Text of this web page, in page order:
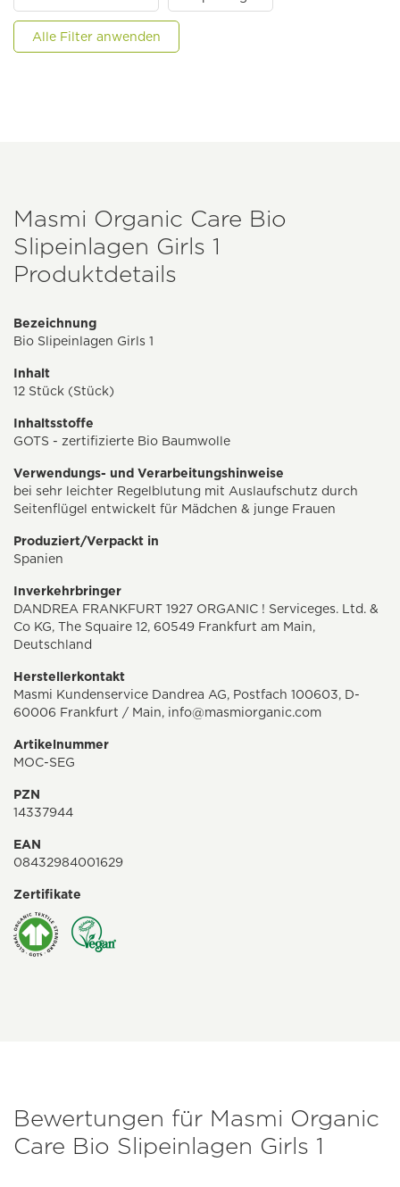
Alle Filter anwenden
Masmi Organic Care Bio
Slipeinlagen Girls 1
Produktdetails
Bezeichnung
Bio Slipeinlagen Girls 1
Inhalt
12 Stück (Stück)
Inhaltsstoffe
GOTS - zertifizierte Bio Baumwolle
Verwendungs- und Verarbeitungshinweise
bei sehr leichter Regelblutung mit Auslaufschutz durch
Seitenflügel entwickelt für Mädchen & junge Frauen
Produziert/Verpackt in
Spanien
Inverkehrbringer
DANDREA FRANKFURT 1927 ORGANIC ! Serviceges. Ltd. &
Co KG, The Squaire 12, 60549 Frankfurt am Main,
Deutschland
Herstellerkontakt
Masmi Kundenservice Dandrea AG, Postfach 100603, D-
60006 Frankfurt / Main, info@masmiorganic.com
Artikelnummer
MOC-SEG
PZN
14337944
EAN
08432984001629
Zertifikate
Bewertungen für Masmi Organic
Care Bio Slipeinlagen Girls 1